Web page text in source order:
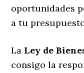
oportunidades
a tu
La Ley de
consigo la